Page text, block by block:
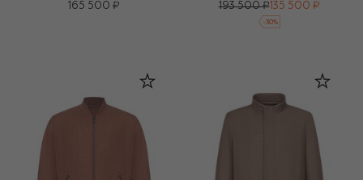
165 500 ₽
193 500 ₽135 500 ₽
-30%